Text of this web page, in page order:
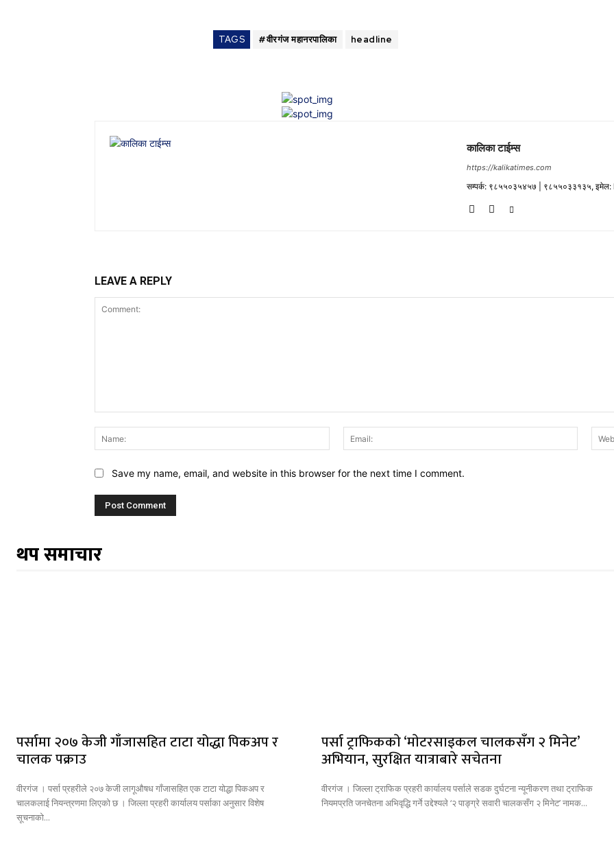
TAGS #वीरगंज महानरपालिका headline
कालिका टाईम्स
https://kalikatimes.com
सम्पर्क: ९८५५०३५४५७ | ९८५५०३३१३५,
LEAVE A REPLY
Name:
Email:
Save my name, email, and website in this browser for the next time I comment.
थप समाचार
पर्सामा २०७ केजी गाँजासहित टाटा योद्धा पिकअप र
चालक पक्राउ
वीरगंज । पर्सा प्रहरीले २०७ केजी लागूऔषध गाँजासहित एक टाटा योद्धा पिकअप र
चालकलाई नियन्त्रणमा लिएको छ । जिल्ला प्रहरी कार्यालय पर्साका अनुसार विशेष
सूचनाको...
पर्सा ट्राफिककाे ‘माेटरसाइकल चालकसँग २ मिनेट’
अभियान, सुरक्षित यात्राबारे सचेतना
वीरगंज । जिल्ला ट्राफिक प्रहरी कार्यालय पर्साले सडक दुर्घटना न्यूनीकरण तथा ट्राफिक
नियमप्रति जनचेतना अभिवृद्धि गर्ने उद्देश्यले ‘२ पाङ्ग्रे सवारी चालकसँग २ मिनेट’ नामक...